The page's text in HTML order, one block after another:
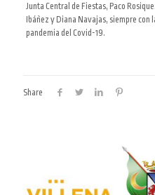
Junta Central de Fiestas, Paco
Ibáñez y Diana Navajas, siempre
pandemia del Covid-19.
Share